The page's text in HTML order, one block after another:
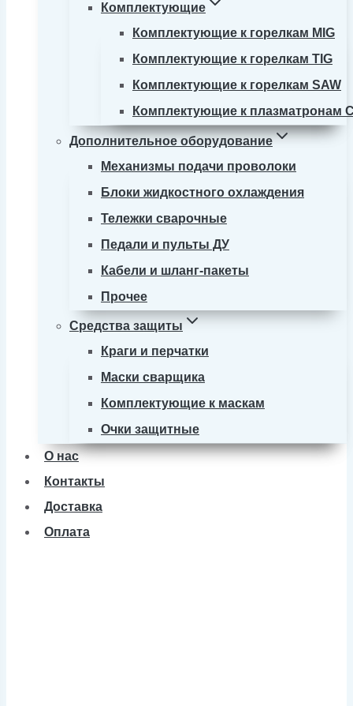
Комплектующие
Комплектующие к горелкам MIG
Комплектующие к горелкам TIG
Комплектующие к горелкам SAW
Комплектующие к плазматронам
Дополнительное оборудование
Механизмы подачи проволоки
Блоки жидкостного охлаждения
Тележки сварочные
Педали и пульты ДУ
Кабели и шланг-пакеты
Прочее
Средства защиты
Краги и перчатки
Маски сварщика
Комплектующие к маскам
Очки защитные
О нас
Контакты
Доставка
Оплата